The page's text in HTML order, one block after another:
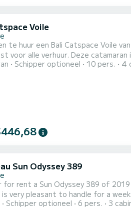
Voile
te huur een Bali Catspace Voile
voor alle verhuur. Deze catamaran
cruise beleven op deze
Schipper optioneel 10 pers. 4
Sun Odyssey 389
for rent a Sun Odyssey 389 of
to handle for a week cruise or more. The boat has 3 cabins with
With a total length of 12
Schipper optioneel 6 pers. 3